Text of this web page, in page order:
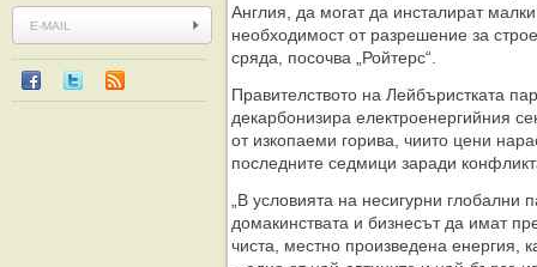
Англия, да могат да инсталират
необходимост от разрешение за
сряда, посочва „Ройтерс“.
Правителството на Лейбъристката
декарбонизира електроенергийния
от изкопаеми горива, чиито цени
последните седмици заради
„В условията на несигурни глобални
домакинствата и бизнесът да имат
чиста, местно произведена енергия,